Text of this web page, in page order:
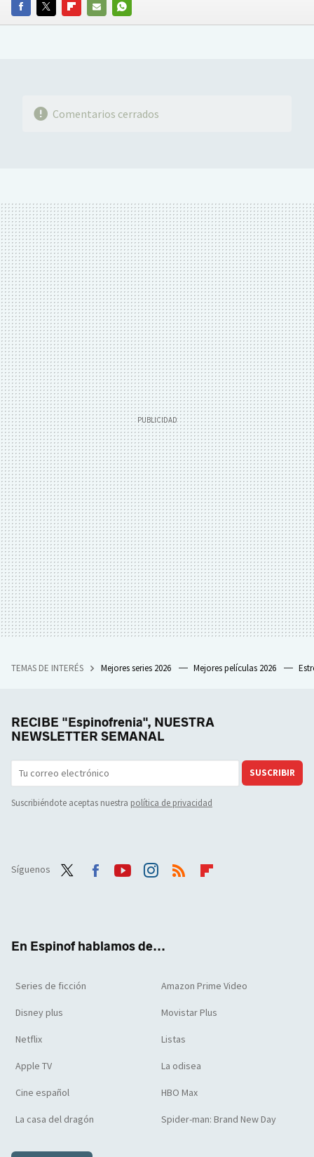
FACEBOOKTWITTERFLIPBOARD
E-
WHATSAPP
Comentarios cerrados
TEMAS DE INTERÉS Mejores series 2026 Mejores películas 2026
RECIBE "Espinofrenia", NUESTRA
NEWSLETTER SEMANAL
SUSCRIBIR
Suscribiéndote aceptas nuestra política de privacidad
Síguenos
En Espinof hablamos de...
Series de ficción Amazon Prime Video
Disney plus Movistar Plus
Netflix Listas
Apple TV La odisea
Cine español HBO Max
La casa del dragón Spider-man: Brand New Day